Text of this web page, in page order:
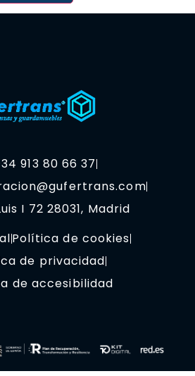
913 80 66 37
I 72 28031, Madrid
Política de cookies
de privacidad
de accesibilidad